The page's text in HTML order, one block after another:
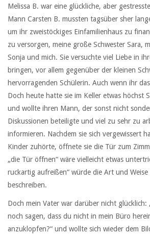
Melissa B. war eine glückliche, aber
Mann Carsten B. mussten tagsüber sher
um ihr zweistöckiges Einfamilienhaus zu
zu versorgen, meine große Schwester Sara,
Sonja und mich. Sie versuchte viel Liebe in
bringen, vor allem gegenüber der kleinen
hervorragenden Schülerin. Auch wenn ihr
Doch heute hatte sie im Keller etwas höchst
und wollte ihren Mann, der sonst nicht
Diskussionen beteiligte und viel zu sehr zu
informieren. Nachdem sie sich vergewissert
Kinder zuhörte, öffnete sie die Tür zum
„die Tür öffnen“ wäre vielleicht etwas
ruckartig aufreißen“ würde die Art und Weise
beschreiben.
Doch mein Vater war darüber nicht glücklich:
noch sagen, dass du nicht in mein Büro
anzuklopfen?“ und wollte sich wieder dem